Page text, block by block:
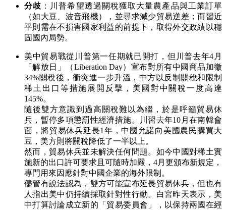
分歧 ：川普希望透過關稅獲取大量農產品與工業訂單
（如大豆、波音飛機），並尋求減少貿易逆差；而習近
平則需在不損害國家利益的前提下，取得外交政績以穩
固國內局勢。
美中貿易戰從川普第一任期就已開打，但川普去年4月
「解放日」（Liberation Day）宣布對所有中國商品加徵
34%關稅後，衝突進一步升溫，中方以反制關稅和限制
稀土出口等措施展開反擊，美國對中關稅一度高達
145%。
隨後雙方意識到過高關稅難以為繼，於是呼籲貿易休
兵，暫停多項懲罰性經濟措施。川習去年10月在南韓會
面，將貿易休兵延長1年，中國允諾向美國農民購買大
豆，美方則將關稅降低了一半以上。
然而，貿易休兵並未解決任何問題。如今中國對稀土實
施新的出口許可要求且可隨時加嚴，4月更頒布新規定，
專門用來因應針對中國企業的海外限制。
儘管有說法認為，雙方可能宣布延長貿易休兵，但也有
人指出美中仍持續採取針對性行動。白宮昨天表示，美
中打算討論成立新的「貿易委員會」，以保持兩國在經